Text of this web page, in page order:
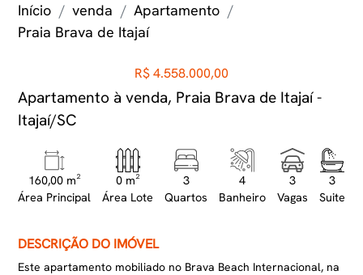
Início venda
Apartamento
Praia Brava de Itajaí
R$ 4.558.000,00
Apartamento à venda, Praia Brava de Itajaí -
Itajaí/SC
160,00 m²
Área Principal
0 m²
Área Lote
3
Quartos
4
Banheiro
3
Vagas
3
Suite
DESCRIÇÃO DO IMÓVEL
Este apartamento mobiliado no Brava Beach Internacional, na